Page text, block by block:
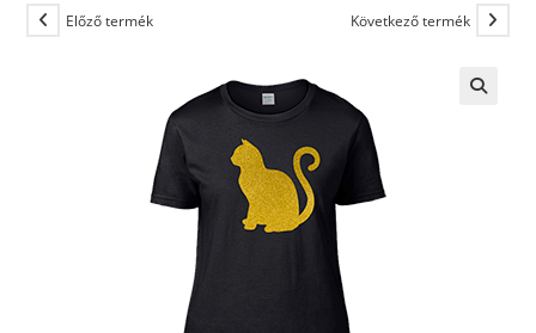
Előző termék Következő termék